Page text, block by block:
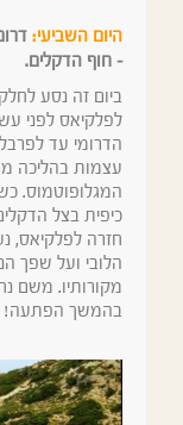
היום השביעי:
– חוף הדקלים.
ביום זה נסע
לפלקיאס לפני
הדרומי עד
עצמות בהליכה
המגלופוטמוס.
כיפית בצל
חזרה לפלקיאס,
הלובי ועל שפך
מקורותיו. משם
בהמשך הפתעה!